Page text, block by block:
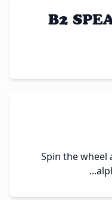
B2
Spin the wheel